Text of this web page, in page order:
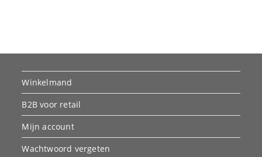
Winkelmand
B2B voor retail
Mijn account
Wachtwoord vergeten